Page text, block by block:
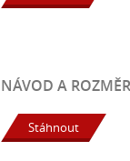
NÁVOD A
Stáhnout